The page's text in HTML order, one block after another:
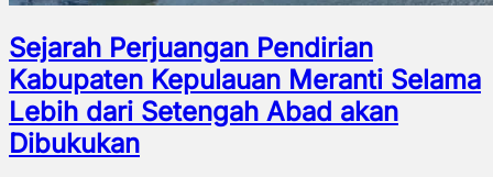
Sejarah Perjuangan Pendirian
Kabupaten Kepulauan Meranti Selama
Lebih dari Setengah Abad akan
Dibukukan